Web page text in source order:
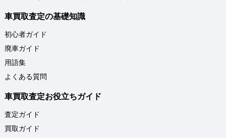
車買取査定の基礎知識
初心者ガイド
廃車ガイド
用語集
よくある質問
車買取査定お役立ちガイド
査定ガイド
買取ガイド